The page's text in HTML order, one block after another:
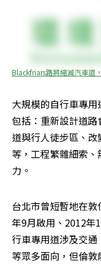
Blackfriars路將縮減汽車道
大規模的自行車專用
包括：重新設計道
道與行人徒步區、
等，工程繁雜細索
力。
台北市曾短暫地在
年9月啟用、2012年
行車專用道涉及交
等眾多面向，但倫敦